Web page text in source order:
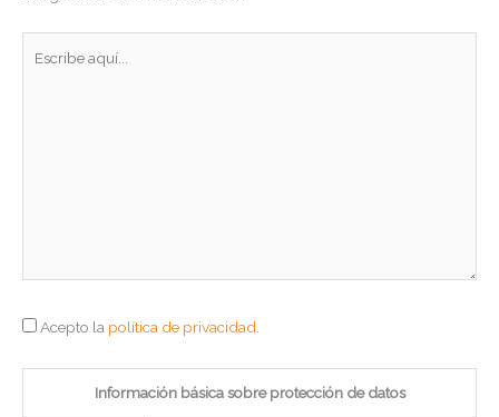
Acepto la política de privacidad
Información básica sobre protección de datos